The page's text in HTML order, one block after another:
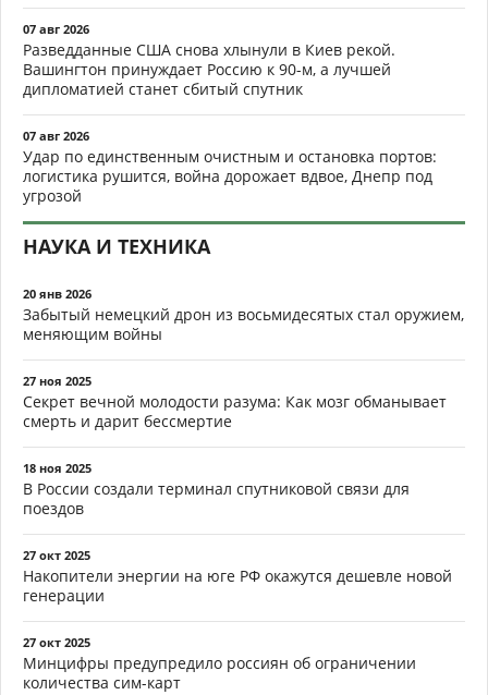
07 авг 2026
Разведданные США снова хлынули в Киев рекой.
Вашингтон принуждает Россию к 90-м, а лучшей
дипломатией станет сбитый спутник
07 авг 2026
Удар по единственным очистным и остановка портов:
логистика рушится, война дорожает вдвое, Днепр под
угрозой
НАУКА И ТЕХНИКА
20 янв 2026
Забытый немецкий дрон из восьмидесятых стал оружием,
меняющим войны
27 ноя 2025
Секрет вечной молодости разума: Как мозг обманывает
смерть и дарит бессмертие
18 ноя 2025
В России создали терминал спутниковой связи для
поездов
27 окт 2025
Накопители энергии на юге РФ окажутся дешевле новой
генерации
27 окт 2025
Минцифры предупредило россиян об ограничении
количества сим-карт